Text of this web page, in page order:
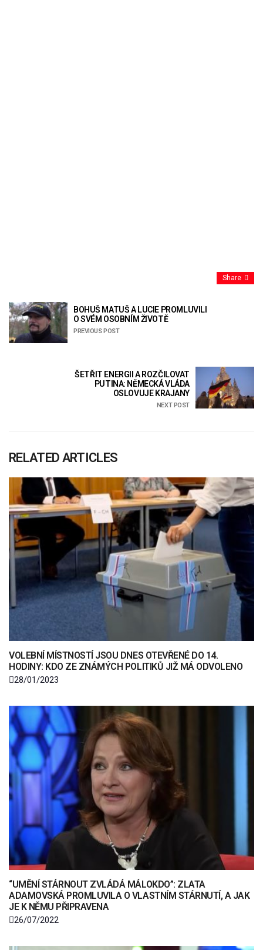
Share
BOHUŠ MATUŠ A LUCIE PROMLUVILI
O SVÉM OSOBNÍM ŽIVOTĚ
PREVIOUS POST
ŠETŘIT ENERGII A ROZČILOVAT
PUTINA: NĚMECKÁ VLÁDA
OSLOVUJE KRAJANY
NEXT POST
RELATED ARTICLES
VOLEBNÍ MÍSTNOSTÍ JSOU DNES OTEVŘENÉ DO 14.
HODINY: KDO ZE ZNÁMÝCH POLITIKŮ JIŽ MÁ ODVOLENO
28/01/2023
“UMĚNÍ STÁRNOUT ZVLÁDÁ MÁLOKDO”: ZLATA
ADAMOVSKÁ PROMLUVILA O VLASTNÍM STÁRNUTÍ, A JAK
JE K NĚMU PŘIPRAVENA
26/07/2022